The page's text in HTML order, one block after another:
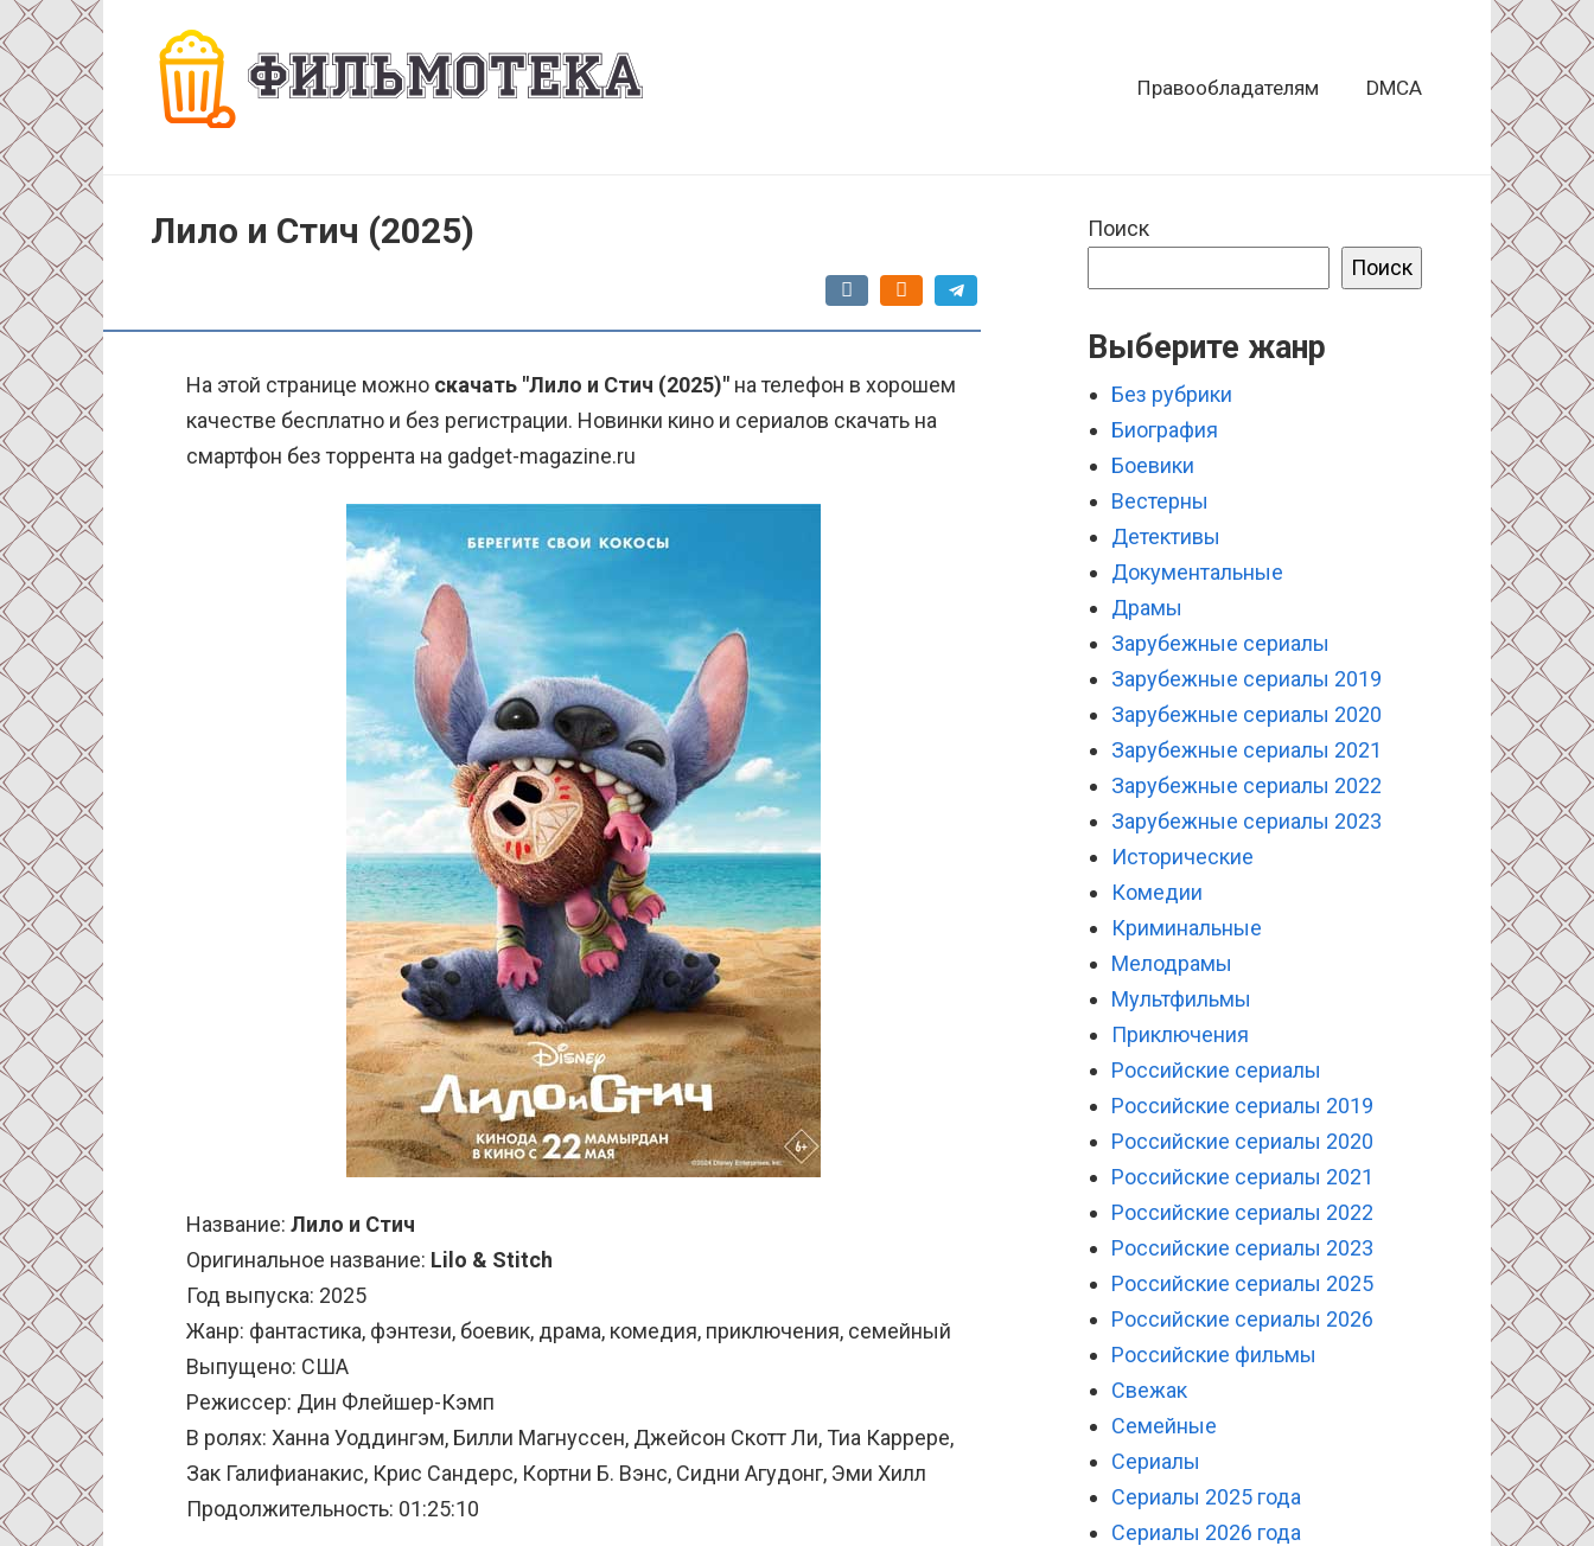
Перейти
к
контенту
Правообладателям DMCA
Лило и Стич (2025)
На этой странице можно скачать "Лило и Стич (2025)" на телефон в хорошем
качестве бесплатно и без регистрации. Новинки кино и сериалов скачать на
смартфон без торрента на gadget-magazine.ru
Название: Лило и Стич
Оригинальное название: Lilo & Stitch
Год выпуска: 2025
Жанр: фантастика, фэнтези, боевик, драма, комедия, приключения, семейный
Выпущено: США
Режиссер: Дин Флейшер-Кэмп
В ролях: Ханна Уоддингэм, Билли Магнуссен, Джейсон Скотт Ли, Тиа Каррере,
Зак Галифианакис, Крис Сандерс, Кортни Б. Вэнс, Сидни Агудонг, Эми Хилл
Продолжительность: 01:25:10
Поиск
Поиск
Выберите жанр
Без рубрики
Биография
Боевики
Вестерны
Детективы
Документальные
Драмы
Зарубежные сериалы
Зарубежные сериалы 2019
Зарубежные сериалы 2020
Зарубежные сериалы 2021
Зарубежные сериалы 2022
Зарубежные сериалы 2023
Исторические
Комедии
Криминальные
Мелодрамы
Мультфильмы
Приключения
Российские сериалы
Российские сериалы 2019
Российские сериалы 2020
Российские сериалы 2021
Российские сериалы 2022
Российские сериалы 2023
Российские сериалы 2025
Российские сериалы 2026
Российские фильмы
Свежак
Семейные
Сериалы
Сериалы 2025 года
Сериалы 2026 года